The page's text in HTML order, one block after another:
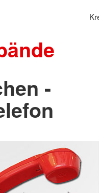
-